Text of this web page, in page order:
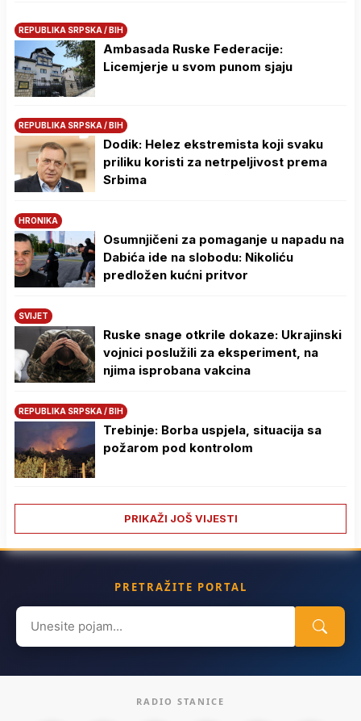
REPUBLIKA SRPSKA / BIH
Ambasada Ruske Federacije:
Licemjerje u svom punom sjaju
REPUBLIKA SRPSKA / BIH
Dodik: Helez ekstremista koji svaku
priliku koristi za netrpeljivost prema
Srbima
HRONIKA
Osumnjičeni za pomaganje u napadu na
Dabića ide na slobodu: Nikoliću
predložen kućni pritvor
SVIJET
Ruske snage otkrile dokaze: Ukrajinski
vojnici poslužili za eksperiment, na
njima isprobana vakcina
REPUBLIKA SRPSKA / BIH
Trebinje: Borba uspjela, situacija sa
požarom pod kontrolom
PRIKAŽI JOŠ VIJESTI
PRETRAŽITE PORTAL
Search
for:
RADIO STANICE